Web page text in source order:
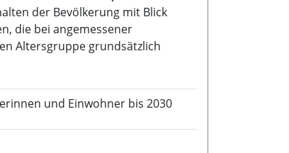
der Bevölkerung mit Blick
die bei angemessener
Altersgruppe grundsätzlich
und Einwohner bis 2030